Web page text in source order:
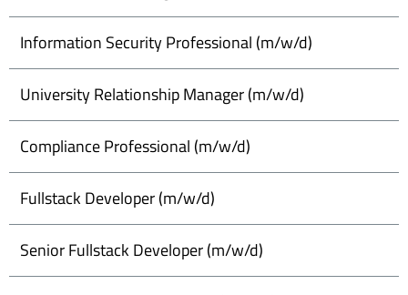
Information Security Professional (m/w/d)
University Relationship Manager (m/w/d)
Compliance Professional (m/w/d)
Fullstack Developer (m/w/d)
Senior Fullstack Developer (m/w/d)